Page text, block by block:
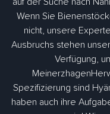
auf der Suche nach
Wenn Sie
nicht, unsere
Ausbruchs stehen
Verfügung,
Spezifizierung sind
haben auch ihre